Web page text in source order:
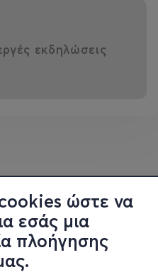
ώστε να
εσάς μια
πλοήγησης
εκδηλώσεις